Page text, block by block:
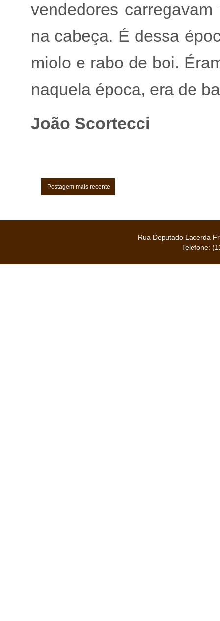
vendedores
na cabeça. É dessa
miolo e rabo de boi.
naquela época, era de
João Scortecci
Postagem mais recente
Rua Deputado Lacerda
Telefone: